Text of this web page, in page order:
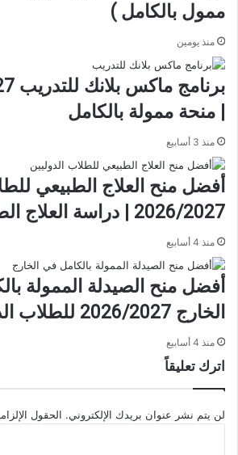
ممول بالكامل )
منذ يومين
| منحة ممولة بالكامل
منذ 3 أسابيع
أفضل منح العلاج الطبيعي
2026/2027 | دراسة العلاج الطبيعي مجانًا
منذ 4 أسابيع
أفضل منح الصيدلة الممولة
الخارج 2026/2027 للطلاب الدوليين
منذ 4 أسابيع
اترك تعليقاً
لن يتم نشر عنوان بريدك الإلكتروني. الحقول